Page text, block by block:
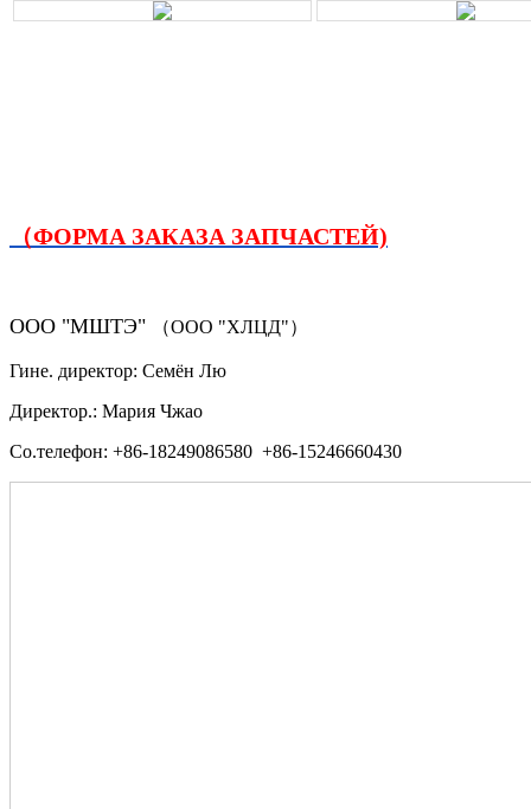
（ФОРМА ЗАКАЗА ЗАПЧАСТЕЙ)
ООО "МШТЭ" （ООО "ХЛЦД"）
Гине. директор: Семён Лю
Директор.: Мария Чжао
Со.телефон: +86-18249086580 +86-15246660430